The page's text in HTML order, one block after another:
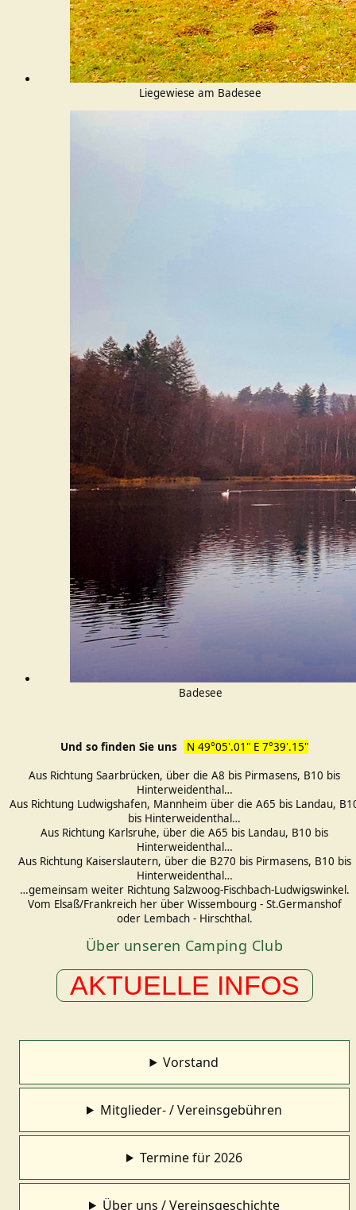
Liegewiese am Badesee
Badesee
Und so finden Sie uns
N 49°05'.01" E 7°39'.15"
Aus Richtung Saarbrücken, über die A8 bis Pirmasens, B10 bis
Hinterweidenthal…
Aus Richtung Ludwigshafen, Mannheim über die A65 bis Landau,
bis Hinterweidenthal…
Aus Richtung Karlsruhe, über die A65 bis Landau, B10 bis
Hinterweidenthal…
Aus Richtung Kaiserslautern, über die B270 bis Pirmasens, B10 bis
Hinterweidenthal…
…gemeinsam weiter Richtung Salzwoog-Fischbach-Ludwigswinkel.
Vom Elsaß/Frankreich her über Wissembourg - St.Germanshof
oder Lembach - Hirschthal.
Über unseren Camping Club
AKTUELLE INFOS
Vorstand
Mitglieder- / Vereinsgebühren
Termine für 2026
Über uns / Vereinsgeschichte